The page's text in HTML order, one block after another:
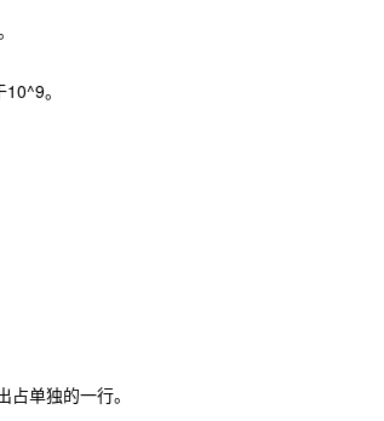
。
单独的一行。